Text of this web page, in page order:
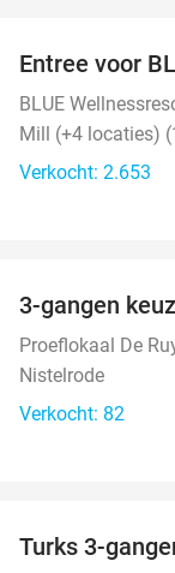
Entree voor
BLUE
Mill (+4 locaties)
Verkocht: 2.653
3-gangen
Proeflokaal De
Nistelrode
Verkocht: 82
Turks 3-